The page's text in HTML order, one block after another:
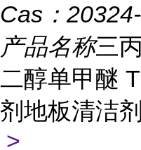
Cas：
产品名称三
二醇单甲醚
剂地板清洁剂
>